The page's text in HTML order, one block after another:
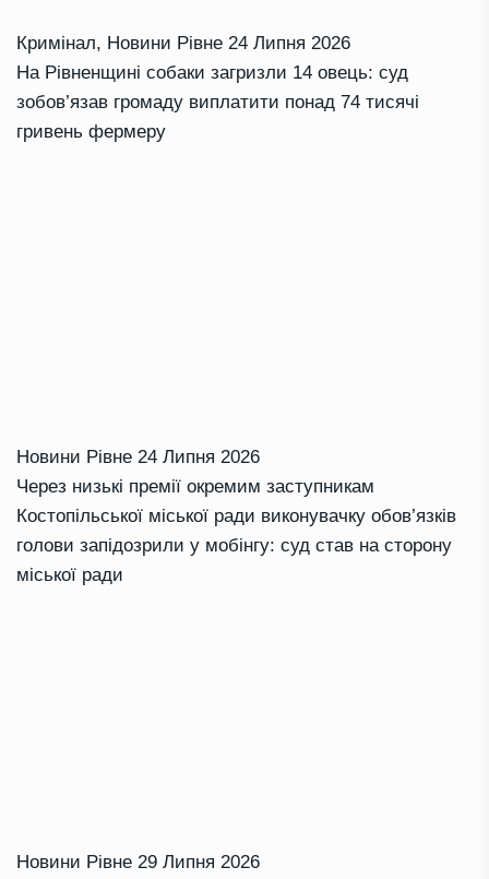
Кримінал, Новини Рівне 24 Липня 2026
На Рівненщині собаки загризли 14 овець: суд
зобов’язав громаду виплатити понад 74 тисячі
гривень фермеру
Новини Рівне 24 Липня 2026
Через низькі премії окремим заступникам
Костопільської міської ради виконувачку обов’язків
голови запідозрили у мобінгу: суд став на сторону
міської ради
Новини Рівне 29 Липня 2026